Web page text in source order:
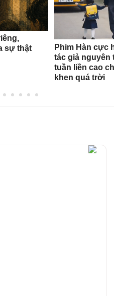
sự thật
Phim Hàn cực
tác giả nguyên
tuần liền cao
khen quá trời